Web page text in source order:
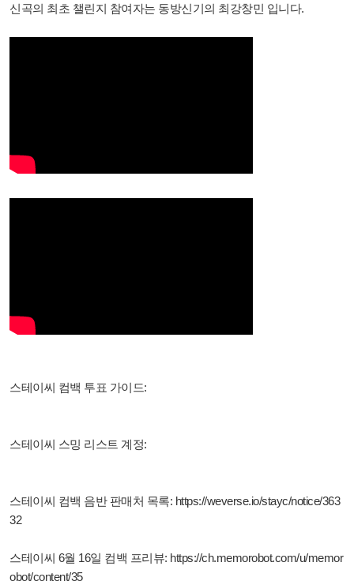
신곡의 최초 챌린지 참여자는 동방신기의 최강창민 입니다.
스테이씨 컴백 투표 가이드:
스테이씨 스밍 리스트 계정:
스테이씨 컴백 음반 판매처 목록: https://weverse.io/stayc/notice/363
32
스테이씨 6월 16일 컴백 프리뷰: https://ch.memorobot.com/u/memor
obot/content/35